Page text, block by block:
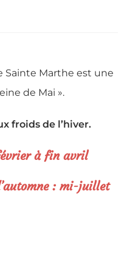
Sainte Marthe est une
de Mai ».
froids de l’hiver.
à fin avril
: mi-juillet